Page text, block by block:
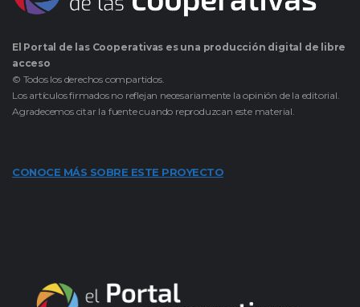
El Portal de las Cooperativas es una producción digital de libre
acceso
© Todos los derechos compartidos.
Los artículos firmados no reflejan necesariamente la opinión de la editorial.
Agradecemos citar la fuente cuando reproduzcan este material.
CONOCE MÁS SOBRE ESTE PROYECTO